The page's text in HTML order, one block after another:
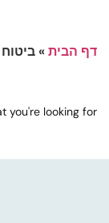
דף הבית»
you're looking for.